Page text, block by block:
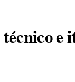
e